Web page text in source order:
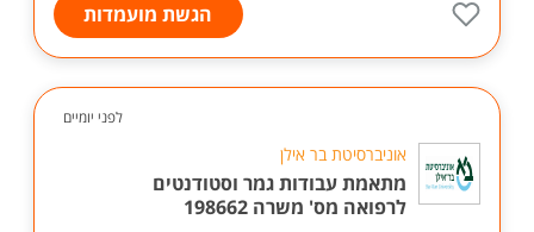
הגשת מועמדות
לפני יומיים
אוניברסיטת בר אילן
מתאמת עבודות גמר וסטודנטים
לרפואה מס' משרה 198662